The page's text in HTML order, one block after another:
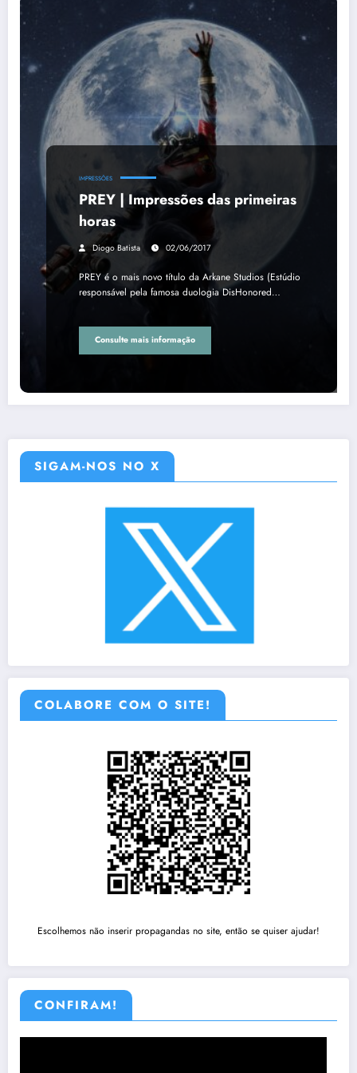
IMPRESSÕES
PREY | Impressões das primeiras
horas
Diogo Batista 02/06/2017
PREY é o mais novo título da Arkane Studios (Estúdio
responsável pela famosa duologia DisHonored…
Consulte mais informação
SIGAM-NOS NO X
COLABORE COM O SITE!
Escolhemos não inserir propagandas no site, então se quiser ajudar!
CONFIRAM!